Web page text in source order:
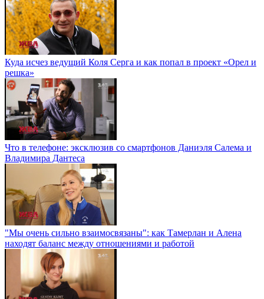
Куда исчез ведущий Коля Серга и как попал в проект «Орел и
решка»
Что в телефоне: эксклюзив со смартфонов Даниэля Салема и
Владимира Дантеса
"Мы очень сильно взаимосвязаны": как Тамерлан и Алена
находят баланс между отношениями и работой